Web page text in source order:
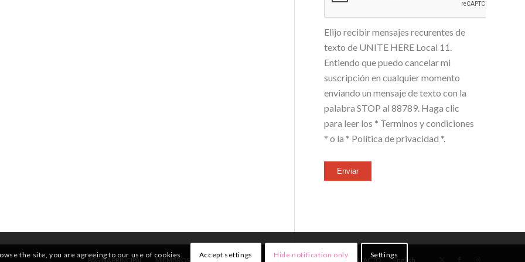
Elijo recibir mensajes recurentes de
texto de UNITE HERE Local 11.
Entiendo que puedo cancelar mi
suscripción en cualquier momento
enviando un mensaje de texto con la
palabra STOP al 88789. Haga clic
para leer los * Terminos y condiciones
* o la * Política de privacidad *.
Enviar
PÁGINA PRINCIPAL MIEMBROS QUIENES SOMOS CONTACTO English
the site, you are agreeing to our use of cookies. Accept settings Hide notification only Settings